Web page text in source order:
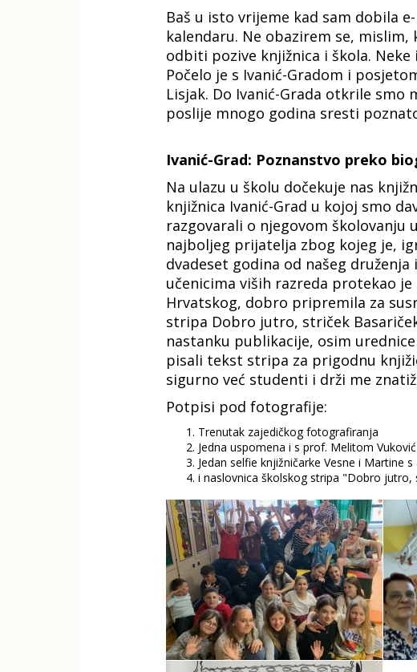
Baš u isto vrijeme kad sam dobila
kalendaru. Ne obazirem se,
odbiti pozive knjižnica i škola.
Počelo je s Ivanić-Gradom i
Lisjak. Do Ivanić-Grada otkrile smo
poslije mnogo godina sresti
Ivanić-Grad: Poznanstvo preko
Na ulazu u školu dočekuje nas
knjižnica Ivanić-Grad u kojoj smo
razgovarali o njegovom školovanju
najboljeg prijatelja zbog kojeg je,
dvadeset godina od našeg
učenicima viših razreda protekao
Hrvatskog, dobro pripremila za
stripa Dobro jutro, striček
nastanku publikacije, osim
pisali tekst stripa za prigodnu
sigurno već studenti i drži me
Potpisi pod fotografije:
Trenutak zajedičkog fotografiranja
Jedna uspomena i s prof. Melitom Vuković
Jedan selfie knjižničarke Vesne i Martine
i naslovnica školskog stripa "Dobro jutro,